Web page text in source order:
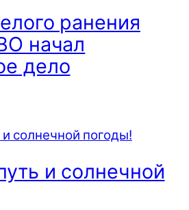
ранения
начал
дело
и солнечной